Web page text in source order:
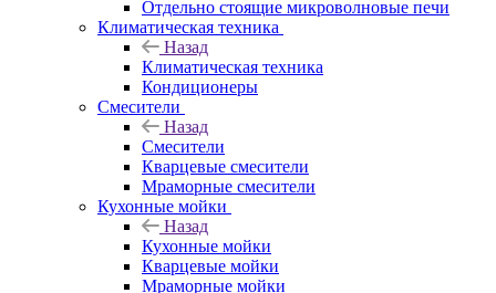
Отдельно стоящие микроволновые печи
Климатическая техника
Назад
Климатическая техника
Кондиционеры
Смесители
Назад
Смесители
Кварцевые смесители
Мраморные смесители
Кухонные мойки
Назад
Кухонные мойки
Кварцевые мойки
Мраморные мойки